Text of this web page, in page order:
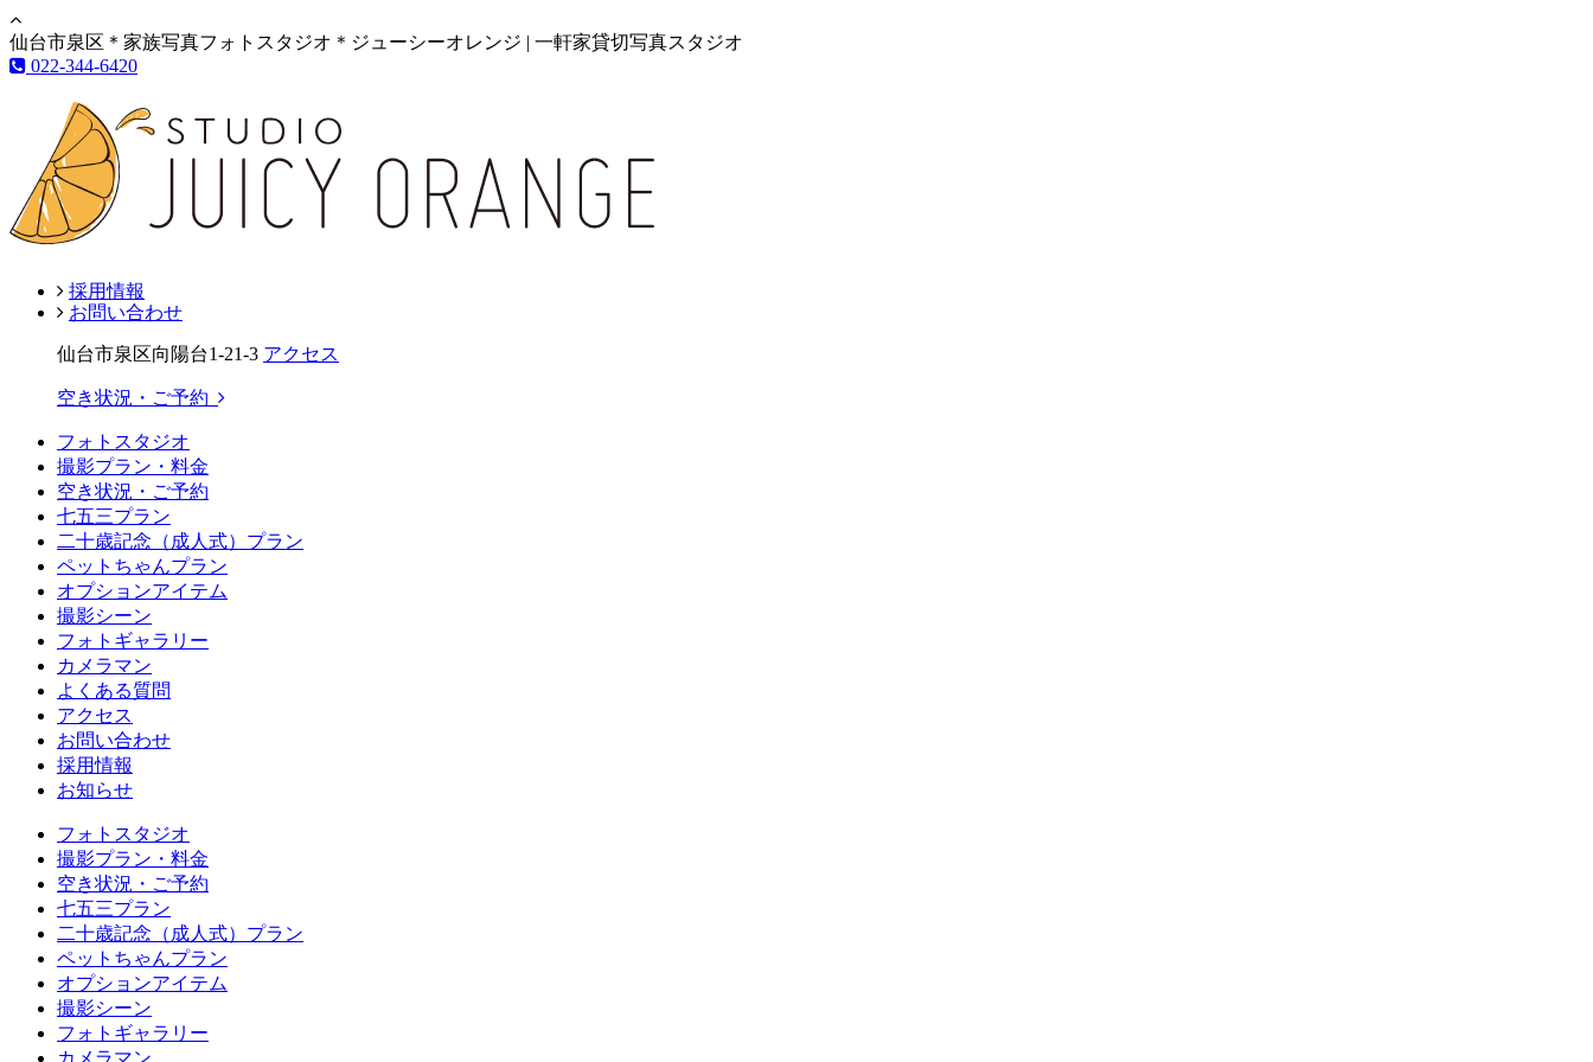
仙台市泉区＊家族写真フォトスタジオ＊ジューシーオレンジ | 一軒家貸切写真スタジオ
022-344-6420
採用情報
お問い合わせ
仙台市泉区向陽台1-21-3 アクセス
空き状況・ご予約
フォトスタジオ
撮影プラン・料金
空き状況・ご予約
七五三プラン
二十歳記念（成人式）プラン
ペットちゃんプラン
オプションアイテム
撮影シーン
フォトギャラリー
カメラマン
よくある質問
アクセス
お問い合わせ
採用情報
お知らせ
フォトスタジオ
撮影プラン・料金
空き状況・ご予約
七五三プラン
二十歳記念（成人式）プラン
ペットちゃんプラン
オプションアイテム
撮影シーン
フォトギャラリー
カメラマン